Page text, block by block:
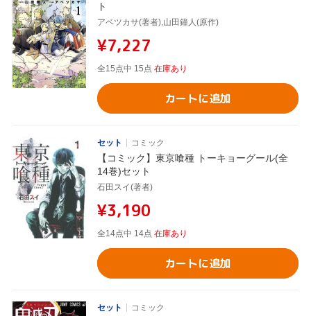
ト
アベツカサ(著者),山田鐘人(原作)
¥7,227
全15点中 15点 在庫あり
カートに追加
セット コミック
【コミック】東京喰種 トーキョーグール(全
14巻)セット
石田スイ(著者)
¥3,190
全14点中 14点 在庫あり
カートに追加
セット コミック